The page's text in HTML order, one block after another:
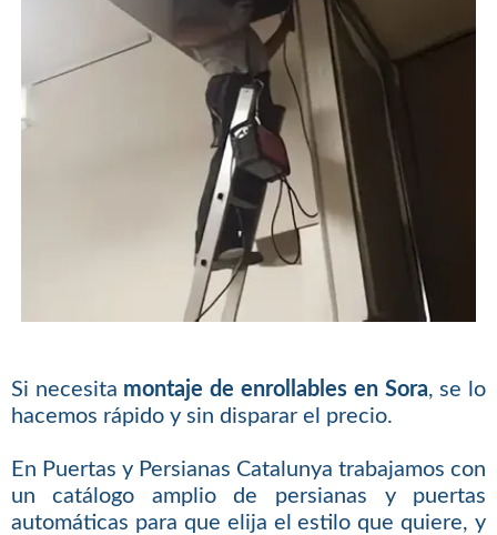
Si necesita montaje de enrollables en Sora, se lo
hacemos rápido y sin disparar el precio.
En Puertas y Persianas Catalunya trabajamos con
un catálogo amplio de persianas y puertas
automáticas para que elija el estilo que quiere, y